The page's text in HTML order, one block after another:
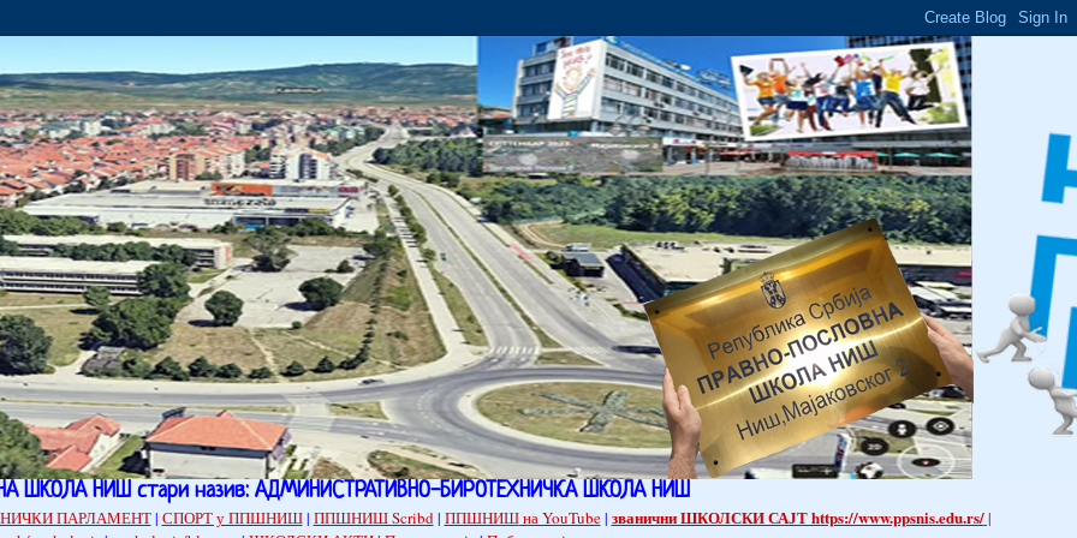
ШКОЛА НИШ стари назив: АДМИНИСТРАТИВНО-БИРОТЕХНИЧКА ШКОЛА НИШ
ПАРЛАМЕНТ| СПОРТ у ППШНИШ| ППШНИШ Scribd| ППШНИШна YouTube| званични ШКОЛСКИ САЈТ https://www.ppsnis.edu.rs/|